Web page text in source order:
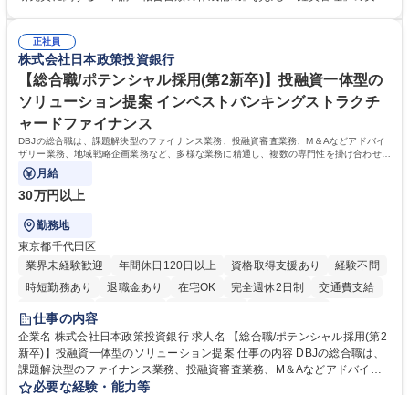
集職種 研究事務【フルリモート・時短勤務可】
き方について】フルリモートやハイブリッド勤務、時短勤務など個々のラ
イフスタイルに応じた柔軟な働き方が可能です。育児や介護との両立も応
援します。 学歴・資格 学歴：大学院 大学 語学力： 資格：
正社員
株式会社日本政策投資銀行
【総合職/ポテンシャル採用(第2新卒)】投融資一体型の
ソリューション提案 インベストバンキングストラクチ
ャードファイナンス
DBJの総合職は、課題解決型のファイナンス業務、投融資審査業務、M＆Aなどアドバイ
ザリー業務、地域戦略企画業務など、多様な業務に精通し、複数の専門性を掛け合わせて
広く社会に貢献していく職種です。
月給
30万円以上
勤務地
東京都千代田区
業界未経験歓迎
年間休日120日以上 資格取得支援あり
経験不問
時短勤務あり
退職金あり 在宅OK 完全週休2日制
交通費支給
駅近5分以内
食事補助あり
託児所あり
仕事の内容
企業名 株式会社日本政策投資銀行 求人名 【総合職/ポテンシャル採用(第2
新卒)】投融資一体型のソリューション提案 仕事の内容 DBJの総合職は、
課題解決型のファイナンス業務、投融資審査業務、M＆Aなどアドバイザ
リー業務、地域戦略企画業務など、多様な業務に精通し、複数の専門性を
必要な経験・能力等